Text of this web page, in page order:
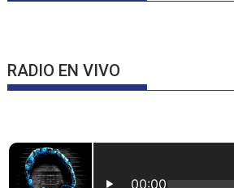
RADIO EN VIVO